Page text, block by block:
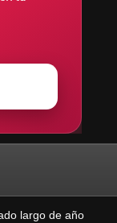
largo de año